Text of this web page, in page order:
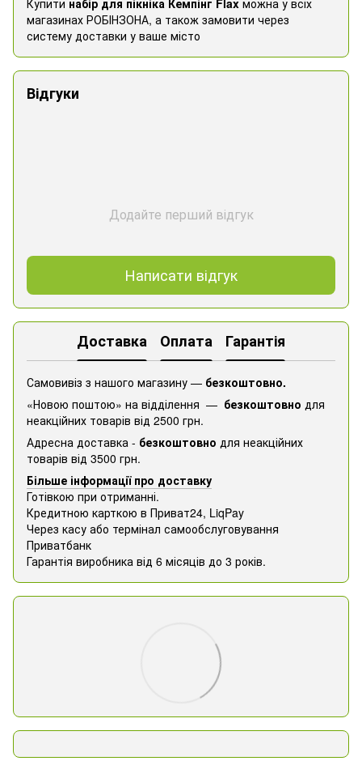
магазинах РОБІНЗОНА, а також замовити через
систему доставки у ваше місто
Відгуки
Додайте перший відгук
Написати відгук
Доставка Оплата Гарантія
Самовивіз з нашого магазину — безкоштовно.
«Новою поштою» на відділення — безкоштовно для
неакційних товарів від 2500 грн.
Адресна доставка - безкоштовно для неакційних
товарів від 3500 грн.
Більше інформації про доставку
Готівкою при отриманні.
Кредитною карткою в Приват24, ​​LiqPay
Через касу або термінал самообслуговування
Приватбанк
Гарантія виробника від 6 місяців до 3 років.